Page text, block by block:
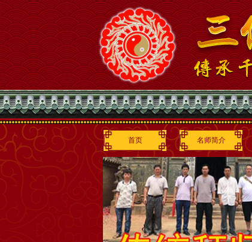
首页 名师简介